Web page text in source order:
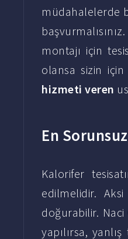
müdahalelerde
montajı için
olansa sizin
hizmeti veren
En
Kalorifer
edilmelidir.
doğurabilir. Naci
yapılırsa,